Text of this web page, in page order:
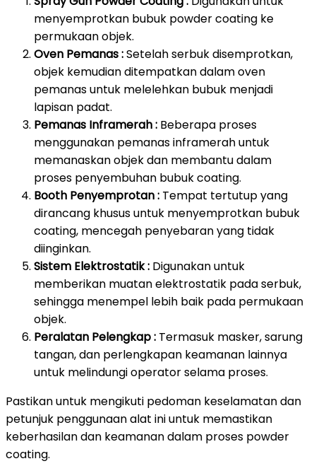
menyemprotkan bubuk powder coating ke
permukaan objek.
Oven Pemanas :Setelah serbuk disemprotkan,
objek kemudian ditempatkan dalam oven
pemanas untuk melelehkan bubuk menjadi
lapisan padat.
Pemanas Inframerah : Beberapa proses
menggunakan pemanas inframerah untuk
memanaskan objek dan membantu dalam
proses penyembuhan bubuk coating.
Booth Penyemprotan : Tempat tertutup yang
dirancang khusus untuk menyemprotkan bubuk
coating, mencegah penyebaran yang tidak
diinginkan.
Sistem Elektrostatik : Digunakan untuk
memberikan muatan elektrostatik pada serbuk,
sehingga menempel lebih baik pada permukaan
objek.
Peralatan Pelengkap : Termasuk masker, sarung
tangan, dan perlengkapan keamanan lainnya
untuk melindungi operator selama proses.
Pastikan untuk mengikuti pedoman keselamatan dan
petunjuk penggunaan alat ini untuk memastikan
keberhasilan dan keamanan dalam proses powder
coating.